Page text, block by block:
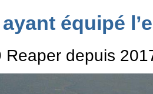
équipé
Reaper depuis